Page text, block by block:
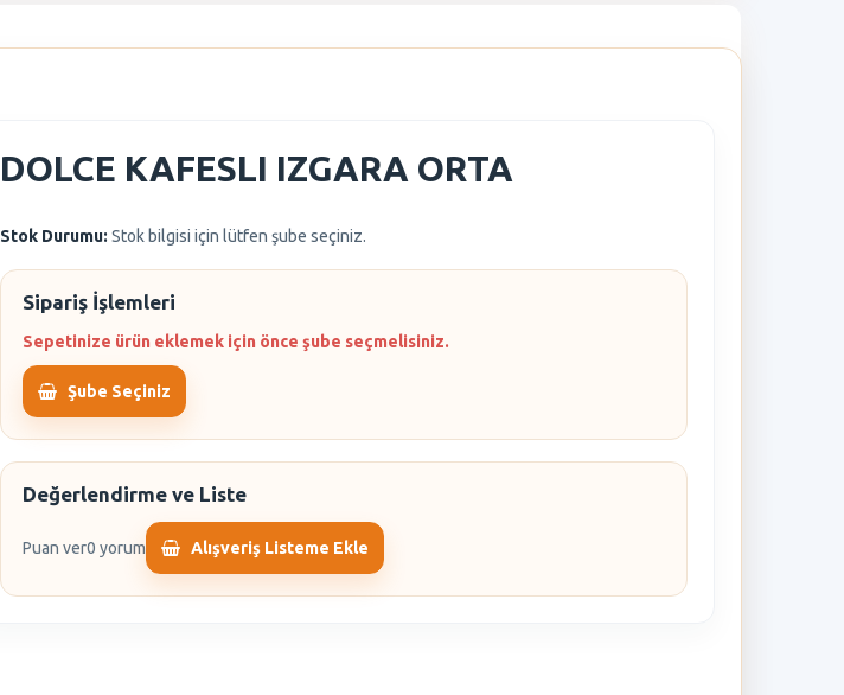
DOLCE KAFESLI IZGARA ORTA
Stok Durumu: Stok bilgisi için lütfen şube seçiniz.
Sipariş İşlemleri
Sepetinize ürün eklemek için önce şube seçmelisiniz.
Şube Seçiniz
Değerlendirme ve Liste
Puan ver0 yorum Alışveriş Listeme Ekle